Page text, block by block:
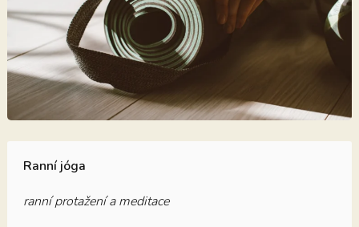
Ranní jóga
ranní protažení a meditace